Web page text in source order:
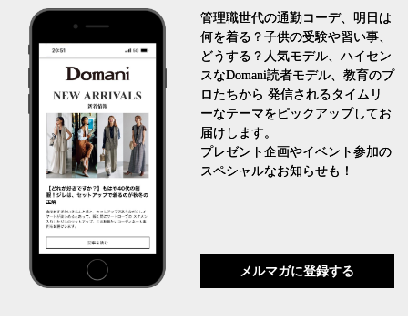
管理職世代の通勤コーデ、明日は
何を着る？子供の受験や習い事、
どうする？人気モデル、ハイセン
スなDomani読者モデル、教育のプ
ロたちから 発信されるタイムリ
ーなテーマをピックアップしてお
届けします。
プレゼント企画やイベント参加の
スペシャルなお知らせも！
メルマガに登録する